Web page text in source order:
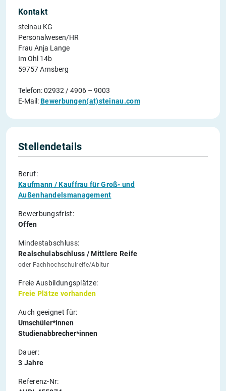
Kontakt
steinau KG
Personalwesen/HR
Frau Anja Lange
Im Ohl 14b
59757 Arnsberg
Telefon: 02932 / 4906 – 9003
E-Mail:Bewerbungen(at)steinau.com
Stellendetails
Beruf:
Kaufmann / Kauffrau für Groß- und
Außenhandelsmanagement
Bewerbungsfrist:
Offen
Mindestabschluss:
Realschulabschluss / Mittlere Reife
oder Fachhochschulreife/Abitur
Freie Ausbildungsplätze:
Freie Plätze vorhanden
Auch geeignet für:
Umschüler*innen
Studienabbrecher*innen
Dauer:
3 Jahre
Referenz-Nr: